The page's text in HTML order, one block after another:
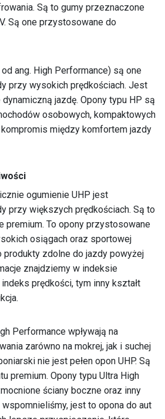
Są to gumy przeznaczone
Są one przystosowane do
ang. High Performance) są one
przy wysokich prędkościach. Jest
jazdę. Opony typu HP są
osobowych, kompaktowych
między komfortem jazdy
ogumienie UHP jest
przy większych prędkościach. Są to
premium. To opony przystosowane
osiągach oraz sportowej
produkty zdolne do jazdy powyżej
znajdziemy w indeksie
prędkości, tym inny kształt
Performance wpływają na
zarówno na mokrej, jak i suchej
nie jest pełen opon UHP. Są
premium. Opony typu Ultra High
ściany boczne oraz inny
jest to opona do aut